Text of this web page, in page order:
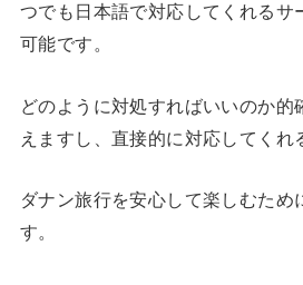
つでも日本語で対応してくれるサ
可能です。
どのように対処すればいいのか的
えますし、直接的に対応してくれ
ダナン旅行を安心して楽しむため
す。